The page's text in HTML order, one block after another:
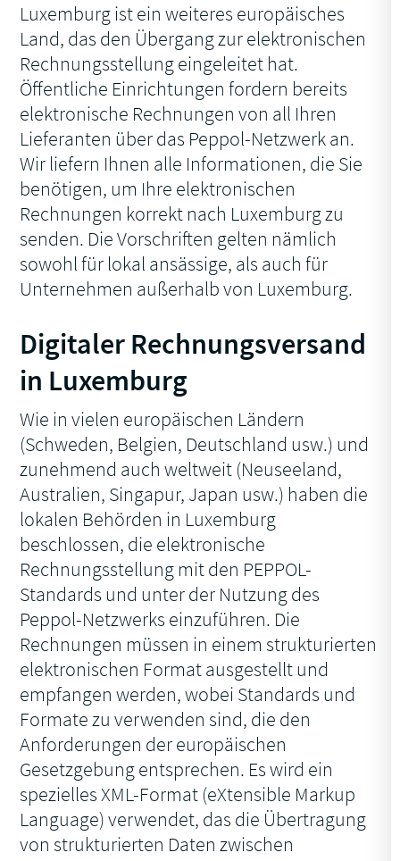
Luxemburg ist ein weiteres europäisches
Land, das den Übergang zur elektronischen
Rechnungsstellung eingeleitet hat.
Öffentliche Einrichtungen fordern bereits
elektronische Rechnungen von all Ihren
Lieferanten über das Peppol-Netzwerk an.
Wir liefern Ihnen alle Informationen, die Sie
benötigen, um Ihre elektronischen
Rechnungen korrekt nach Luxemburg zu
senden. Die Vorschriften gelten nämlich
sowohl für lokal ansässige, als auch für
Unternehmen außerhalb von Luxemburg.
Digitaler Rechnungsversand
in Luxemburg
Wie in vielen europäischen Ländern
(Schweden, Belgien, Deutschland usw.) und
zunehmend auch weltweit (Neuseeland,
Australien, Singapur, Japan usw.) haben die
lokalen Behörden in Luxemburg
beschlossen, die elektronische
Rechnungsstellung mit den PEPPOL-
Standards und unter der Nutzung des
Peppol-Netzwerks einzuführen. Die
Rechnungen müssen in einem strukturierten
elektronischen Format ausgestellt und
empfangen werden, wobei Standards und
Formate zu verwenden sind, die den
Anforderungen der europäischen
Gesetzgebung entsprechen. Es wird ein
spezielles XML-Format (eXtensible Markup
Language) verwendet, das die Übertragung
von strukturierten Daten zwischen